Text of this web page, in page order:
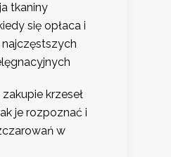
tkaniny
się opłaca i
najczęstszych
krzeseł
je rozpoznać i
w